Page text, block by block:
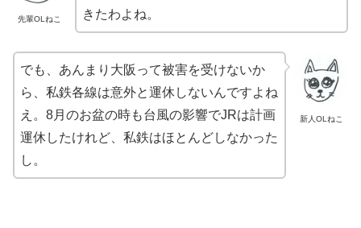
先輩OLねこ
きたわよね。
新人OLねこ
でも、あんまり大阪って被害を受けないか
ら、私鉄各線は意外と運休しないんですよね
え。8月のお盆の時も台風の影響でJRは計画
運休したけれど、私鉄はほとんどしなかった
し。